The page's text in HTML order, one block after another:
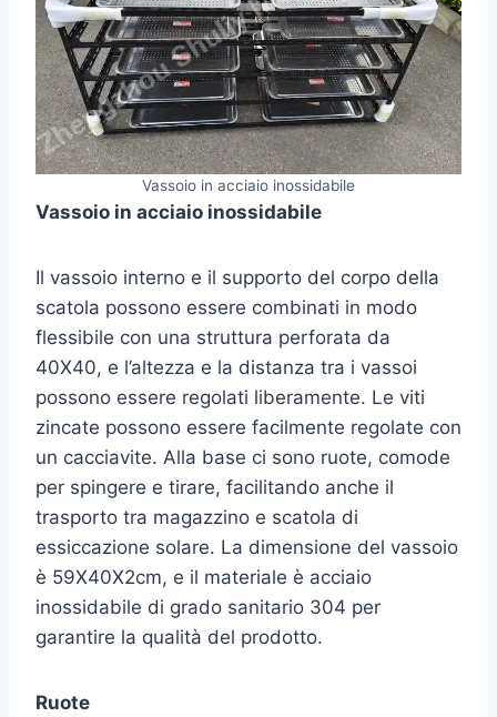
Vassoio in acciaio inossidabile
Vassoio in acciaio inossidabile
Il vassoio interno e il supporto del corpo della
scatola possono essere combinati in modo
flessibile con una struttura perforata da
40X40, e l’altezza e la distanza tra i vassoi
possono essere regolati liberamente. Le viti
zincate possono essere facilmente regolate con
un cacciavite. Alla base ci sono ruote, comode
per spingere e tirare, facilitando anche il
trasporto tra magazzino e scatola di
essiccazione solare. La dimensione del vassoio
è 59X40X2cm, e il materiale è acciaio
inossidabile di grado sanitario 304 per
garantire la qualità del prodotto.
Ruote